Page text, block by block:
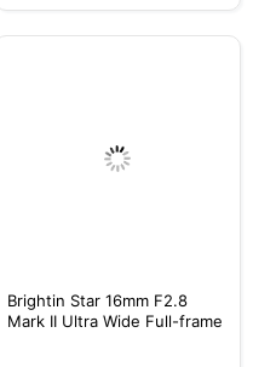
Brightin Star 16mm F2.8
Mark II Ultra Wide Full-frame